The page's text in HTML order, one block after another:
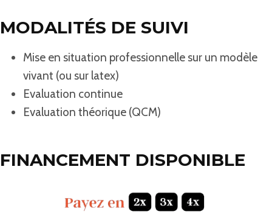
MODALITÉS DE SUIVI
Mise en situation professionnelle sur un modèle
vivant (ou sur latex)
Evaluation continue
Evaluation théorique (QCM)
FINANCEMENT DISPONIBLE